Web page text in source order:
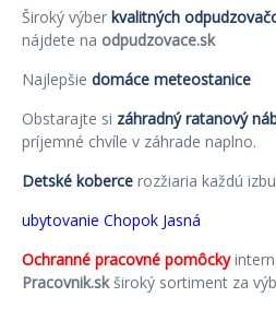
Široký výber kvalitných
nájdete na odpudzovace.sk
Najlepšie domáce meteostanice
Obstarajte si záhradný ratanový
príjemné chvíle v záhrade naplno.
Detské koberce rozžiaria každú
ubytovanie Chopok Jasná
Ochranné pracovné pomôcky
Pracovnik.skširoký sortiment za